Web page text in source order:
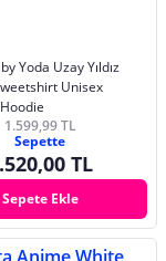
Yoda Uzay Yıldız
Unisex
1.599,99 TL
Sepette
TL
Sepete Ekle